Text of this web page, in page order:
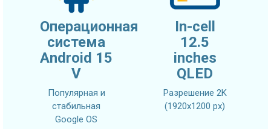
Операционная
система
Android 15
V
Популярная и
стабильная
Google OS
In-cell
12.5
inches
QLED
Разрешение 2K
(1920x1200 px)